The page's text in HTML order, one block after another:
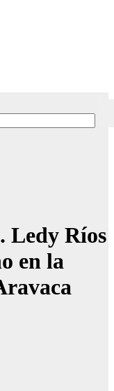
Ledy Ríos
en la